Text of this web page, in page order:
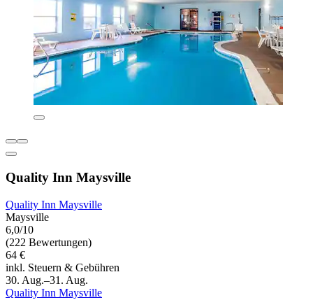
Quality Inn Maysville
Quality Inn Maysville
Maysville
6,0/10
(222 Bewertungen)
64 €
inkl. Steuern & Gebühren
30. Aug.–31. Aug.
Quality Inn Maysville